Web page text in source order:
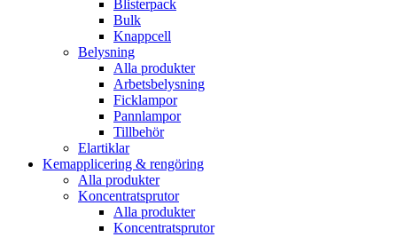
Blisterpack
Bulk
Knappcell
Belysning
Alla produkter
Arbetsbelysning
Ficklampor
Pannlampor
Tillbehör
Elartiklar
Kemapplicering & rengöring
Alla produkter
Koncentratsprutor
Alla produkter
Koncentratsprutor